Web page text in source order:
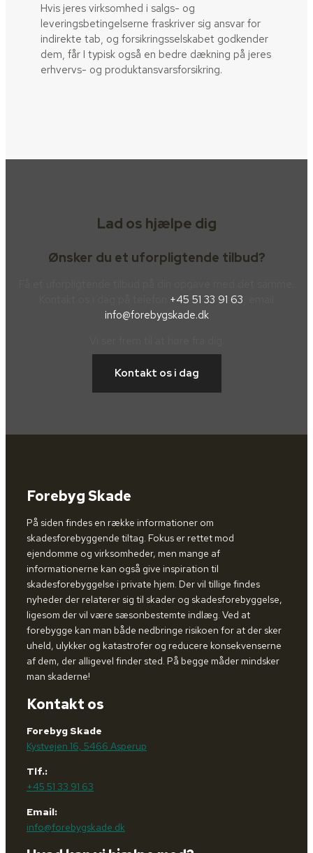
Hvis jeres virksomhed i salgs- og
leveringsbetingelserne fraskriver sig ansvar for
indirekte tab, og forsikringsselskabet godkender
dem, får I typisk også en bedre dækning på jeres
erhvervs- og produktansvarsforsikring.
Lad os hjælpe dig
Ønsker du et uforpligtende tilbud?
+45 51 33 91 63
info@forebygskade.dk
Kontakt os i dag
Forebyg Skade
På siden findes en række informationer om
skadesforebyggende tiltag. Fokus er rettet mod
ejendomme og virksomheder, men mange af
informationerne kan også give inspiration til
skadesforebyggelse i private hjem. Der vil tillige findes
nyheder der relaterer sig til skader og skadesforebyggelse,
ligesom der vil være sæsonbestemte indlæg. Ved at
forebygge kan man både nedbringe risikoen for at der sker
uheld, ulykker og katastrofer og reducere konsekvenserne
af dem, der alligevel finder sted. På begge måder mindsker
man skaderne!
Kontakt os
Forebyg Skade
Kystvejen 16, 5466 Asperup
Tlf.:
+45 51 33 91 63
Email:
info@forebygskade.dk